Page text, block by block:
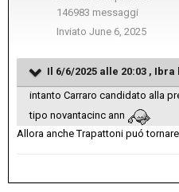
146983 messaggi
Inviato June 6, 2025
Il 6/6/2025 alle 20:03 , Ibra
intanto Carraro candidato alla
tipo novantacinc ann
Allora anche Trapattoni puó